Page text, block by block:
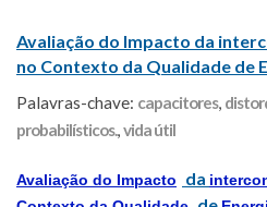
Avaliação do Impacto da
no Contexto da Qualidade de
Palavras-chave: capacitores,
probabilísticos.,vida útil
Avaliação do Impacto da